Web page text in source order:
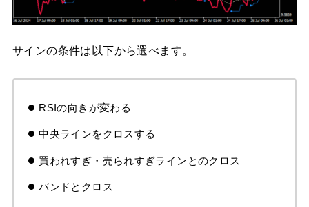
サインの条件は以下から選べます。
RSIの向きが変わる
中央ラインをクロスする
買われすぎ・売られすぎラインとのクロス
バンドとクロス